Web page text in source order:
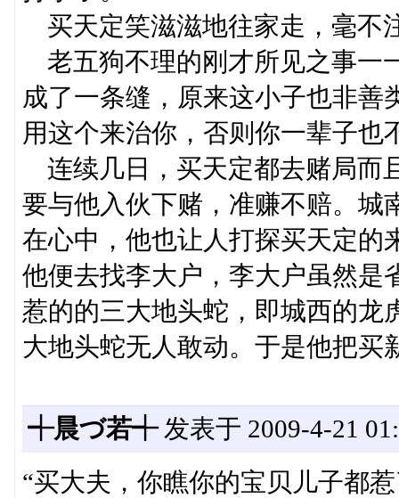
买天定笑滋滋地往家走，毫不
老五狗不理的刚才所见之事一
成了一条缝，原来这小子也非善
用这个来治你，否则你一辈子也
连续几日，买天定都去赌局而
要与他入伙下赌，准赚不赔。城
在心中，他也让人打探买天定的
他便去找李大户，李大户虽然是
惹的的三大地头蛇，即城西的龙
大地头蛇无人敢动。于是他把买
┽晨づ若┽发表于 2009-4-21
“买大夫，你瞧你的宝贝儿子都